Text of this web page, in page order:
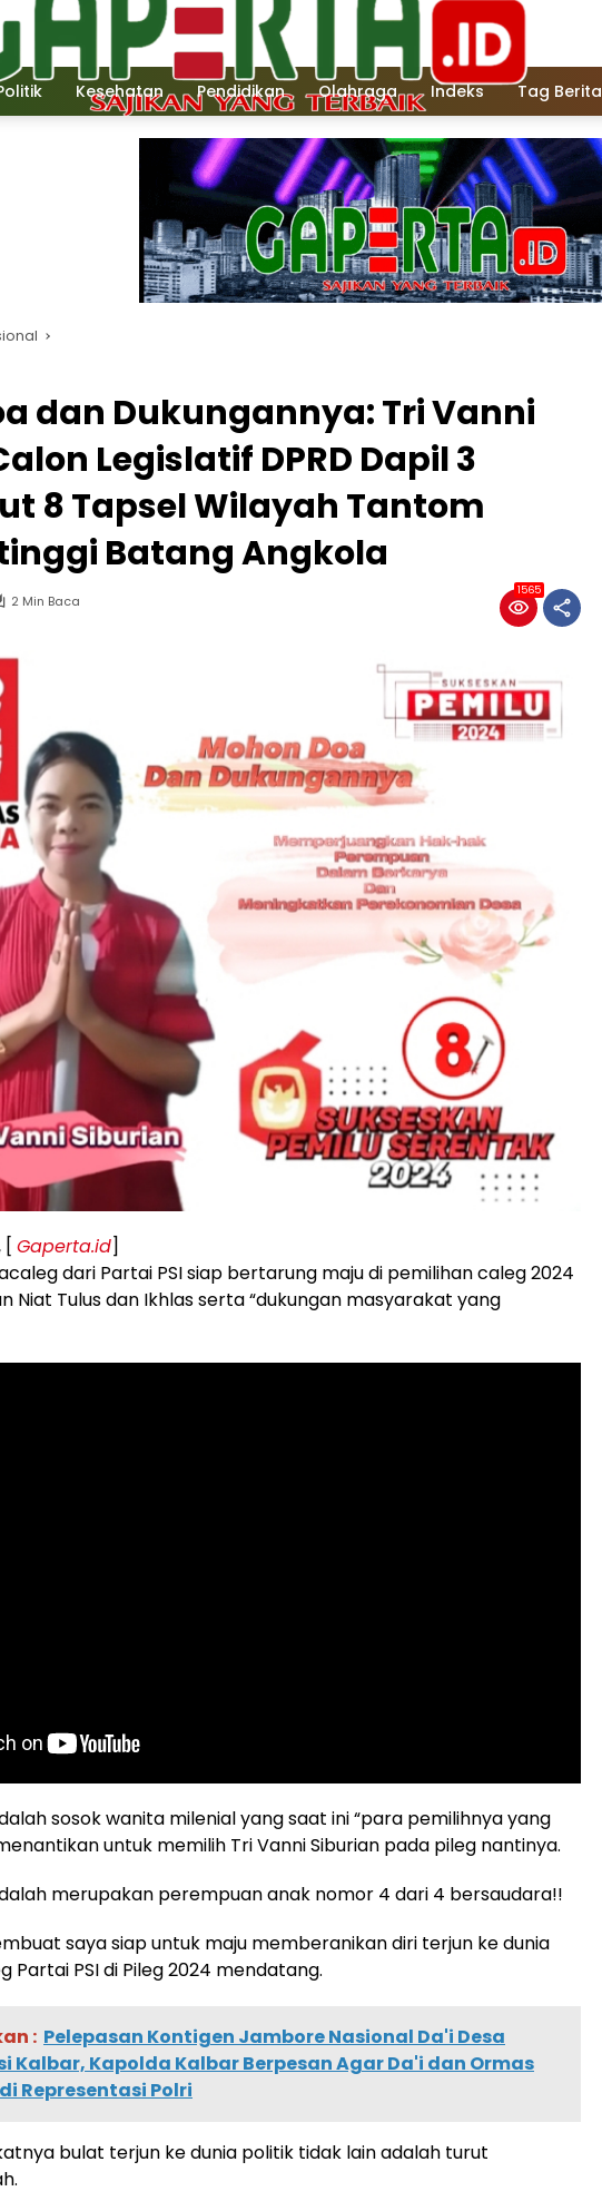
Kesehatan Pendidikan Olahraga Indeks Tag Berita
dan Dukungannya: Tri Vanni
Legislatif DPRD Dapil 3
8 Tapsel Wilayah Tantom
Batang Angkola
2 Min Baca
1565
[ Gaperta.id]
dari Partai PSI siap bertarung maju di pemilihan caleg 2024
Niat Tulus dan Ikhlas serta “dukungan masyarakat yang
sosok wanita milenial yang saat ini “para pemilihnya yang
untuk memilih Tri Vanni Siburian pada pileg nantinya.
merupakan perempuan anak nomor 4 dari 4 bersaudara!!
saya siap untuk maju memberanikan diri terjun ke dunia
Partai PSI di Pileg 2024 mendatang.
: Pelepasan Kontigen Jambore Nasional Da'i Desa
Kalbar, Kapolda Kalbar Berpesan Agar Da'i dan Ormas
Representasi Polri
bulat terjun ke dunia politik tidak lain adalah turut